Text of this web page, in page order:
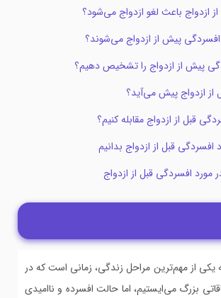
ازدواج باعث لغو ازدواج می‌شود؟
پیش از ازدواج می‌شوند؟
پیش از ازدواج را تشخیص دهیم؟
از ازدواج پیش می‌آید؟
قبل از ازدواج مقابله کنیم؟
افسردگی قبل از ازدواج بدانیم
مورد افسردگی قبل از ازدواج
یکی از مهم‌ترین مراحل زندگی، زمانی است که در
بزرگ می‌ایستیم، اما حالت افسرده و ناامیدی